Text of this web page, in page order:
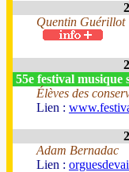
Quentin Guérillot
55e festival musique
Élèves des
Lien :
Adam Bernadac
Lien :